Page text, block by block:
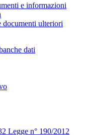
e informazioni
documenti ulteriori
dati
Legge n° 190/2012